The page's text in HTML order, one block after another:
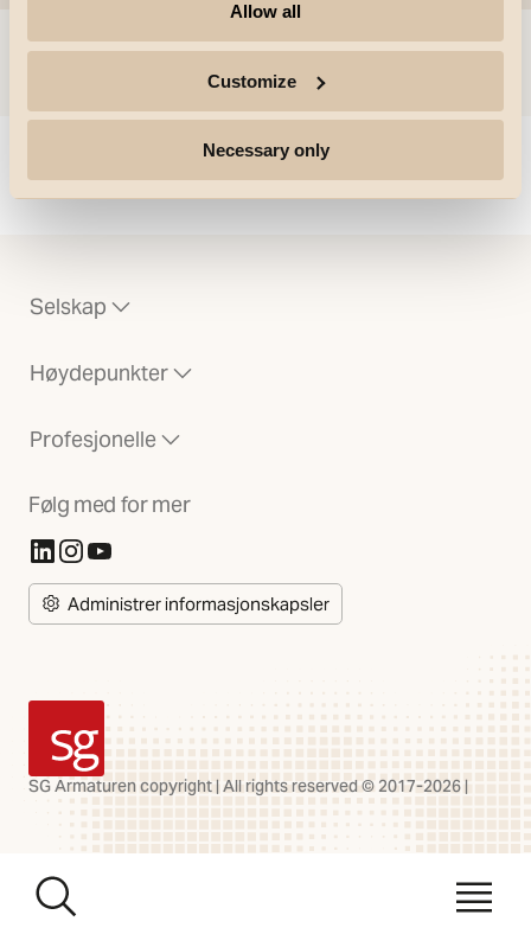
Allow all
Customize
Necessary only
Could not load articles. Please refresh the page.
Selskap
Høydepunkter
Profesjonelle
Følg med for mer
(Åpnes i ny fane)
(Åpnes i ny fane)
(Åpnes i ny fane)
Administrer informasjonskapsler
SG Armaturen
SG Armaturen copyright | All rights reserved © 2017-2026 |